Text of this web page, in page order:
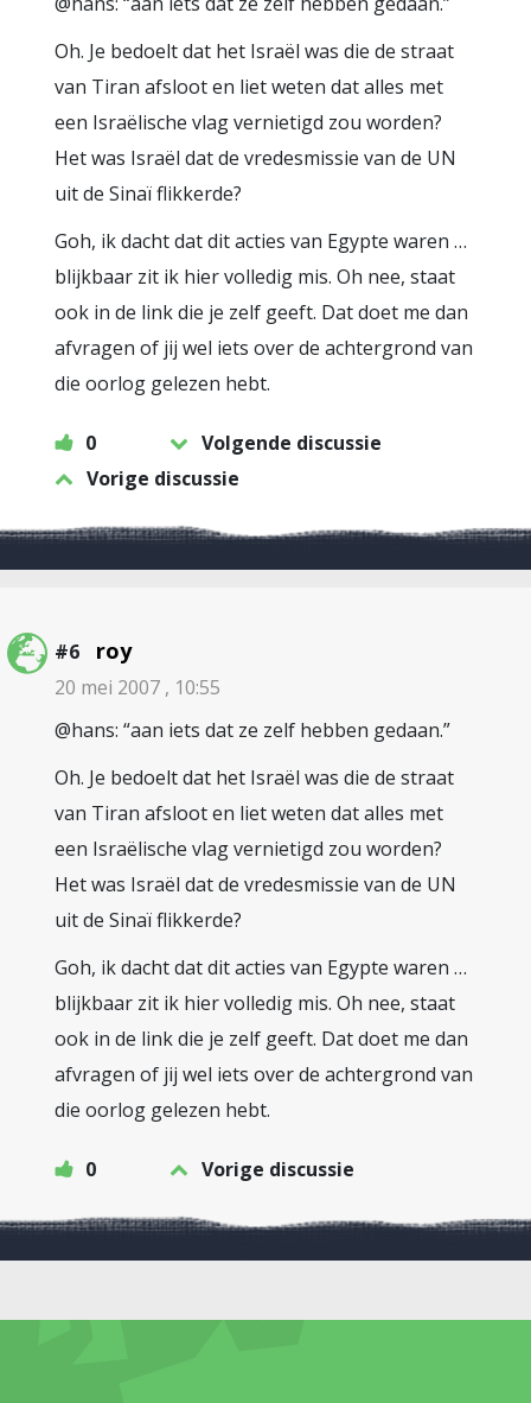
Oh. Je bedoelt dat het Israël was die de straat
van Tiran afsloot en liet weten dat alles met
een Israëlische vlag vernietigd zou worden?
Het was Israël dat de vredesmissie van de UN
uit de Sinaï flikkerde?
Goh, ik dacht dat dit acties van Egypte waren …
blijkbaar zit ik hier volledig mis. Oh nee, staat
ook in de link die je zelf geeft. Dat doet me dan
afvragen of jij wel iets over de achtergrond van
die oorlog gelezen hebt.
0
Volgende discussie
Vorige discussie
#6 roy
20 mei 2007 , 10:55
@hans: “aan iets dat ze zelf hebben gedaan.”
Oh. Je bedoelt dat het Israël was die de straat
van Tiran afsloot en liet weten dat alles met
een Israëlische vlag vernietigd zou worden?
Het was Israël dat de vredesmissie van de UN
uit de Sinaï flikkerde?
Goh, ik dacht dat dit acties van Egypte waren …
blijkbaar zit ik hier volledig mis. Oh nee, staat
ook in de link die je zelf geeft. Dat doet me dan
afvragen of jij wel iets over de achtergrond van
die oorlog gelezen hebt.
0 Vorige discussie